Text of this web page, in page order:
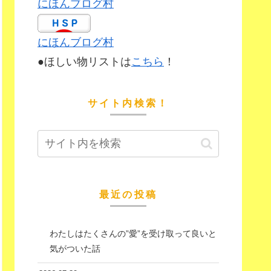
にほんブログ村
にほんブログ村
●ほしい物リストはこちら ！
サイト内検索！
最近の投稿
わたしはたくさんの”愛”を受け取って良いと
気がついた話